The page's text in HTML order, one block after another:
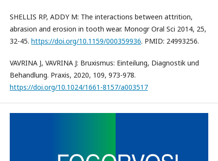
SHELLIS RP, ADDY M: The interactions between attrition,
abrasion and erosion in tooth wear. Monogr Oral Sci 2014, 25,
32-45. https://doi.org/10.1159/000359936. PMID: 24993256.
VAVRINA J, VAVRINA J: Bruxismus: Einteilung, Diagnostik und
Behandlung. Praxis, 2020, 109, 973-978.
https://doi.org/10.1024/1661-8157/a003517